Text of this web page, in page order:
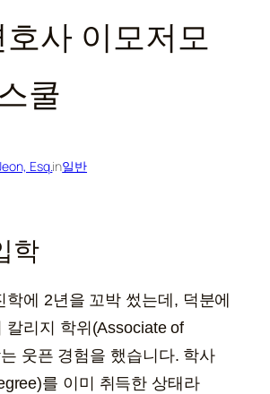
사 이모저모
쿨
Esq.in일반
학
학에 2년을 꼬박 썼는데, 덕분에
칼리지 학위(Associate of
웃픈 경험을 했습니다. 학사
를 이미 취득한 상태라